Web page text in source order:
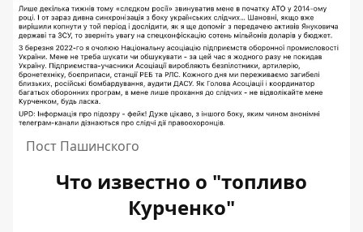
Пост Пашинского
Что известно о "топливо
Курченко"